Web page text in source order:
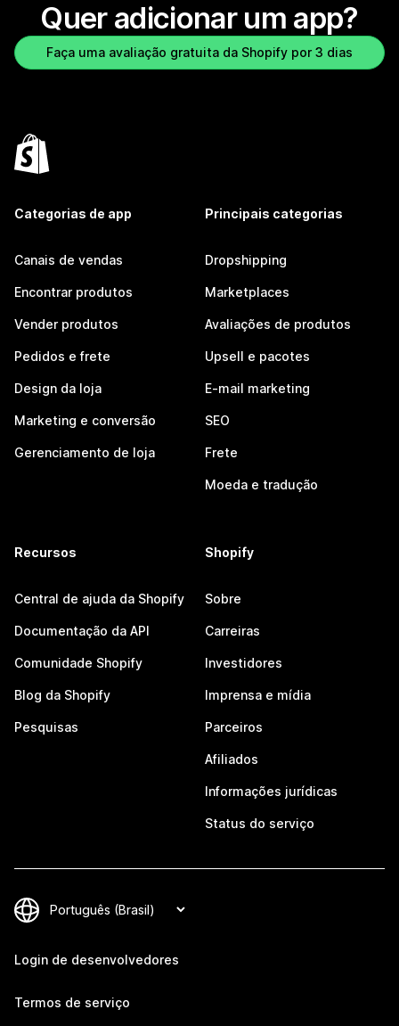
Quer adicionar um app?
Faça uma avaliação gratuita da Shopify por 3 dias
Categorias de app
Canais de vendas
Encontrar produtos
Vender produtos
Pedidos e frete
Design da loja
Marketing e conversão
Gerenciamento de loja
Principais categorias
Dropshipping
Marketplaces
Avaliações de produtos
Upsell e pacotes
E-mail marketing
SEO
Frete
Moeda e tradução
Recursos
Central de ajuda da Shopify
Documentação da API
Comunidade Shopify
Blog da Shopify
Pesquisas
Shopify
Sobre
Carreiras
Investidores
Imprensa e mídia
Parceiros
Afiliados
Informações jurídicas
Status do serviço
Login de desenvolvedores
Termos de serviço